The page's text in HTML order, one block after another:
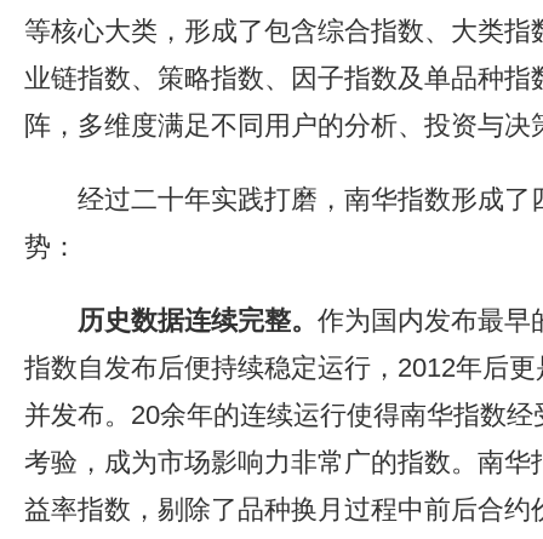
等核心大类，形成了包含综合指数、大类指
业链指数、策略指数、因子指数及单品种指
阵，多维度满足不同用户的分析、投资与决
经过二十年实践打磨，南华指数形成了
势：
历史数据连续完整。 作为国内发布最早
指数自发布后便持续稳定运行，2012年后
并发布。20余年的连续运行使得南华指数
考验，成为市场影响力非常广的指数。南华
益率指数，剔除了品种换月过程中前后合约